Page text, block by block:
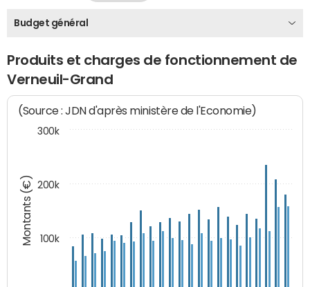
Budget général
Produits et charges de fonctionnement de
Verneuil-Grand
Montants (€)
(Source : JDN d'après ministère de l'Economie)
100k
200k
300k